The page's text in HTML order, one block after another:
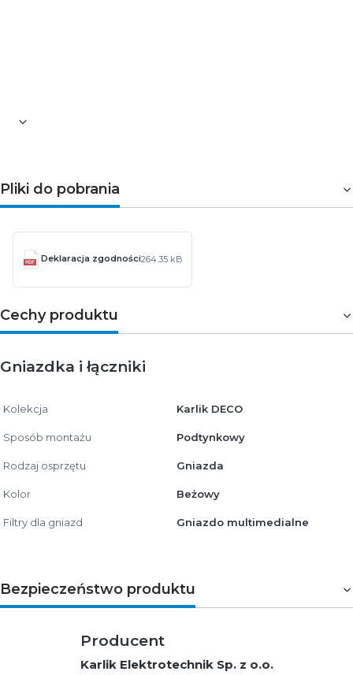
Pliki do pobrania
Deklaracja zgodności264.35 kB
Cechy produktu
Gniazdka i łączniki
Kolekcja Karlik DECO
Sposób montażu Podtynkowy
Rodzaj osprzętu Gniazda
Kolor Beżowy
Filtry dla gniazd Gniazdo multimedialne
Bezpieczeństwo produktu
Producent
Karlik Elektrotechnik Sp. z o.o.